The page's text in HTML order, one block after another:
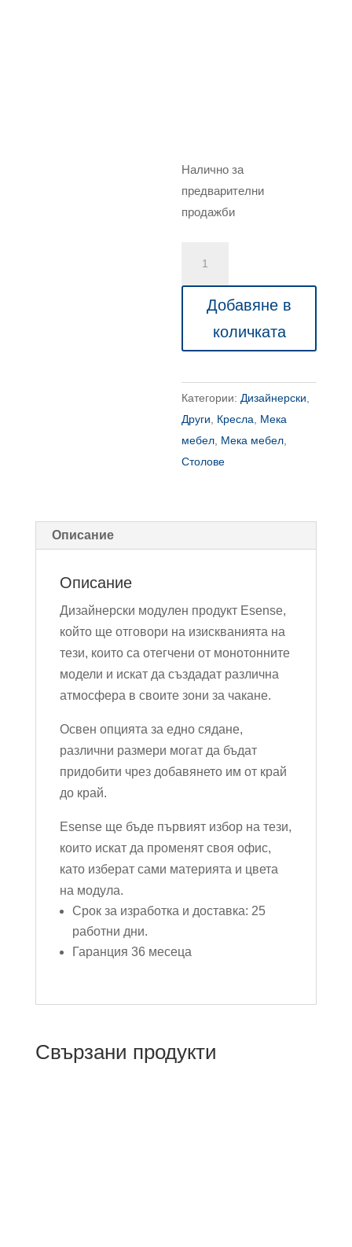
Налично за
предварителни
продажби
Esense
мостра
в
цвят
синьо
зелен
Добавяне в
количката
Категории: Дизайнерски
Други
Кресла
Мека
мебел Мека мебел
Столове
Описание
Описание
Дизайнерски модулен продукт Esense,
който ще отговори на изискванията на
тези, които са отегчени от монотонните
модели и искат да създадат различна
атмосфера в своите зони за чакане.
Освен опцията за едно сядане,
различни размери могат да бъдат
придобити чрез добавянето им от край
до край.
Esense ще бъде първият избор на тези,
които искат да променят своя офис,
като изберат сами материята и цвета
на модула.
Срок за изработка и доставка: 25
работни дни.
Гаранция 36 месеца
Свързани продукти